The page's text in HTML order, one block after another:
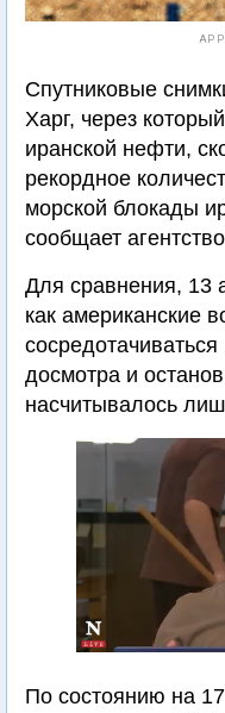
AP
Спутниковые
Харг, через
иранской нефти,
рекордное
морской блокады
сообщает агентство
Для сравнения, 13
как американские
досмотра и
насчитывалось
По состоянию на